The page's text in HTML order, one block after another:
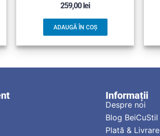
259,00lei
ADAUGĂ ÎN COȘ
Informații
Despre noi
Blog BeiCuStil
Plată & Livrare